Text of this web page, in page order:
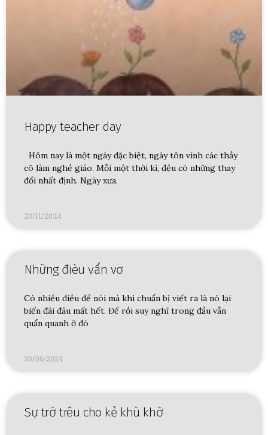
Happy teacher day
Hôm nay là một ngày đặc biệt, ngày tôn vinh các thầy
cô làm nghề giáo. Mỗi một thời kì, đều có những thay
đổi nhất định. Ngày xưa,
20/11/2024
Những đièu vẩn vơ
Có nhiều điều để nói mà khi chuẩn bị viết ra là nó lại
biến đâi đâu mất hết. Để rồi suy nghĩ trong đầu vẫn
quẩn quanh ở đó
30/06/2024
Sự trớ trêu cho kẻ khù khờ